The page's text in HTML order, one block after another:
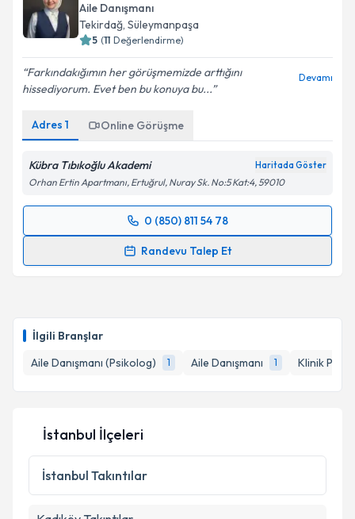
İlgili Branşlar
Aile Danışmanı (Psikolog)
1 Aile Danışmanı 1 Klinik
Aile Danışmanı
Tekirdağ, Süleymanpaşa
5 (11 Değerlendirme)
Farkındakığımın her görüşmemizde arttığını
hissediyorum. Evet ben bu konuya bu...
Devamı
Adres 1 Online Görüşme
Kübra Tıbıkoğlu Akademi Haritada Göster
Orhan Ertin Apartmanı, Ertuğrul, Nuray Sk. No:5 Kat:4, 59010
0 (850) 811 54 78
Randevu Talep Et
Randevu Takvimi Talebi
posta ile bilgilendireceğiz.
E-posta Adresiniz
Kişisel verilerimin işlenmesine ilişkin
Metni'ni okudum ve kişisel verilerimin belirtilen
kapsamda işlenmesini kabul ediyorum.
İstanbul İlçeleri
İstanbul Takıntılar